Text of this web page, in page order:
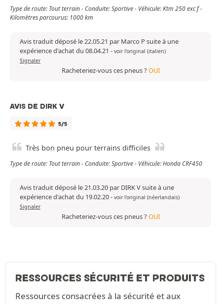
Type de route: Tout terrain - Conduite: Sportive - Véhicule: Ktm 250 exc f -
Kilomètres parcourus: 1000 km
Avis traduit déposé le 22.05.21 par Marco P suite à une
expérience d'achat du 08.04.21 - voir l'original (italien)
Signaler
Racheteriez-vous ces pneus ?OUI
AVIS DE DIRK V
5/5
Très bon pneu pour terrains difficiles
Type de route: Tout terrain - Conduite: Sportive - Véhicule: Honda CRF450
Avis traduit déposé le 21.03.20 par DIRK V suite à une
expérience d'achat du 19.02.20- voir l'original (néerlandais)
Signaler
Racheteriez-vous ces pneus ?OUI
RESSOURCES SÉCURITÉ ET PRODUITS
Ressources consacrées à la sécurité et aux